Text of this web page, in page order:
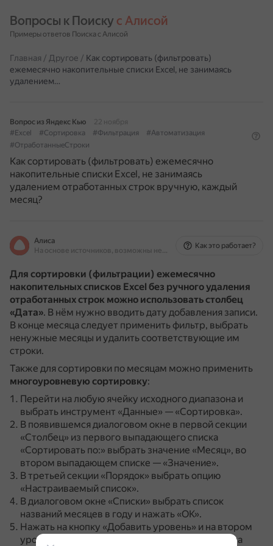
Вопросы к Поиску с Алисой
Примеры ответов Поиска с Алисой
Главная / Другое / Как сортировать (фильтровать)
ежемесячно накопительные списки Excel, не занимаясь
удалением…
Вопрос из Яндекс Кью
22 ноября
#Excel
#Сортировка #Фильтрация
#Автоматизация
#ОтработанныеСтроки
Как сортировать (фильтровать) ежемесячно
накопительные списки Excel, не занимаясь
удалением отработанных строк вручную, каждый
месяц?
Алиса
На основе источников, возможны неточности
Как это работает?
Для сортировки (фильтрации) ежемесячно
накопительных списков Excel без ручного удаления
отработанных строк можно использовать столбец
«Дата». В нём нужно вводить дату добавления записи.
В конце месяца следует применить фильтр, выбрать
ненужные месяцы и удалить соответствующие им
строки.
Также для сортировки по месяцам можно применить
многоуровневую сортировку:
Перейти на любую ячейку исходного диапазона и
выбрать инструмент «Данные» — «Сортировка».
В появившемся диалоговом окне в первой секции
«Столбец» из первого выпадающего списка
«Сортировать по:» выбрать значение «Месяц», во
втором выпадающем списке — «Значение».
В третьей секции «Порядок» выбрать опцию
«Настраиваемый список».
В диалоговом окне «Списки» выбрать список
названий месяцев в году и нажать «ОК».
Нажать на кнопку «Добавить уровень» и на втором
уровне в первом выпадающем списке указать на